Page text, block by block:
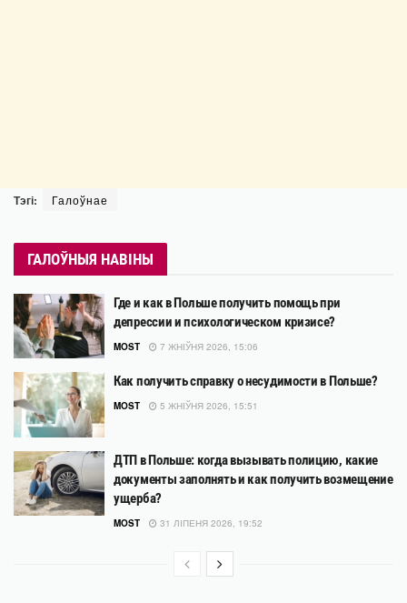
Тэгі: Галоўнае
ГАЛОЎНЫЯ НАВІНЫ
Где и как в Польше получить помощь при
депрессии и психологическом кризисе?
MOST 7 ЖНІЎНЯ 2026, 15:06
Как получить справку о несудимости в Польше?
MOST 5 ЖНІЎНЯ 2026, 15:51
ДТП в Польше: когда вызывать полицию, какие
документы заполнять и как получить возмещение
ущерба?
MOST 31 ЛІПЕНЯ 2026, 19:52